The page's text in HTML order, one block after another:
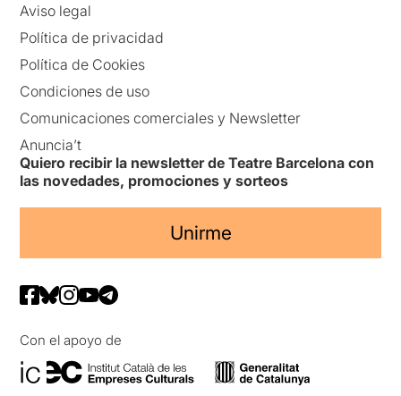
Aviso legal
Política de privacidad
Política de Cookies
Condiciones de uso
Comunicaciones comerciales y Newsletter
Anuncia’t
Quiero recibir la newsletter de Teatre Barcelona con
las novedades, promociones y sorteos
Unirme
Con el apoyo de